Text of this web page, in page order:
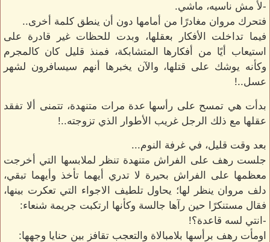
-لأ مش ناسيه، ماشي.
فتحرك مروان مغادرًا من أمامها دون أن ينطق كلمة أخرى..
فيما تداخلت الأفكار بعقلها، وبدت للحظات غير قادرة على
استيعاب أيًا من أفكارها المتشابكة، فمنذ قليل كان كالمجرم
وكأنه يوشك على قتلها، والآن يخبرها أنهم سيسافرون لشهر
عسل..!
بدأت هي تمسح على رأسها عدة مرات متنهدة، تتمنى ألا تفقد
عقلها مع ذلك الرجل غريب الأطوار الذي تزوجته..!
بعد وقت قليل، في غرفة النوم...
جلست رهف على الفراش متنهدة تنظر لملابسها التي أخرجت
معظمها على الفراش بحيرة لا تدري أيهما تأخذ وأيهما تبقي،
دلف مروان ينظر لها؛ يحاول تلطيف الاجواء التي تعكرت بينها،
فقال مستنكرًا حين رآها جالسة وكأنها ارتكبت جريمة شنعاء:
-انتي لسه قاعدة؟!
اومأت رهف برأسها بلامبالاة والتعجب تقافز بين حنايا وجهها: